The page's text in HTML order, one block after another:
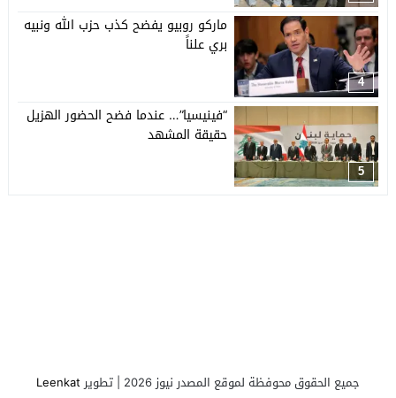
4
ماركو روبيو يفضح كذب حزب الله ونبيه
بري علناً
5
“فينيسيا”… عندما فضح الحضور الهزيل
حقيقة المشهد
جميع الحقوق محوفظة لموقع المصدر نيوز 2026 | تطوير Leenkat